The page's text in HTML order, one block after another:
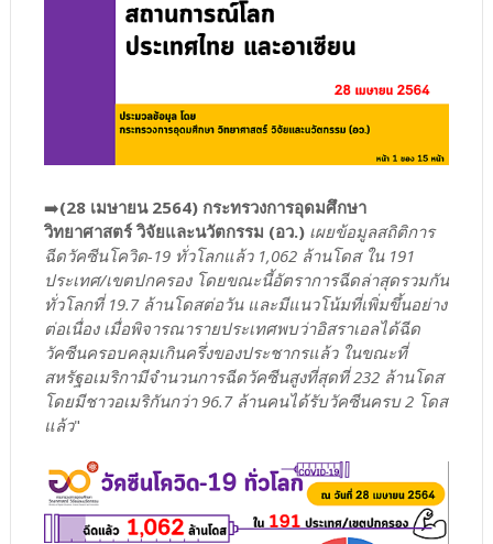
➡️(28 เมษายน 2564) กระทรวงการอุดมศึกษา
วิทยาศาสตร์ วิจัยและนวัตกรรม (อว.) เผยข้อมูลสถิติการ
ฉีดวัคซีนโควิด-19 ทั่วโลกแล้ว 1,062 ล้านโดส ใน 191
ประเทศ/เขตปกครอง โดยขณะนี้อัตราการฉีดล่าสุดรวมกัน
ทั่วโลกที่ 19.7 ล้านโดสต่อวัน และมีแนวโน้มที่เพิ่มขึ้นอย่าง
ต่อเนื่อง เมื่อพิจารณารายประเทศพบว่าอิสราเอลได้ฉีด
วัคซีนครอบคลุมเกินครึ่งของประชากรแล้ว ในขณะที่
สหรัฐอเมริกามีจำนวนการฉีดวัคซีนสูงที่สุดที่ 232 ล้านโดส
โดยมีชาวอเมริกันกว่า 96.7 ล้านคนได้รับวัคซีนครบ 2 โดส
แล้ว"